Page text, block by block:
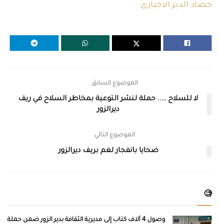
حصاد الدير الاخباري
الموضوع السابق
لا للسلاح ….. حملة لنشر التوعية بمخاطر السلاح في ريف
ديرالزور
الموضوع التالي
ضحايا بانفجار لغم بريف ديرالزور
🧐
وصول 4 آلاف كتاب إلى مديرية الثقافة بدير الزور ضمن حملة